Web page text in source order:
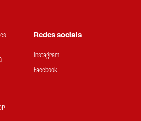
Redes sociais
Instagram
Facebook